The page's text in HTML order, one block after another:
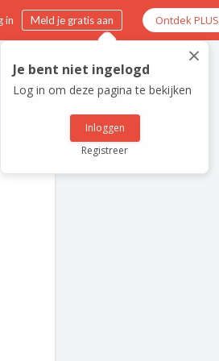
in Meld je gratis aan Ontdek PLUS
×
Je bent niet ingelogd
Log in om deze pagina te bekijken
Inloggen
Registreer